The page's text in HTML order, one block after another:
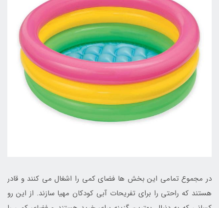
در مجموع تمامی این بخش ها فضای کمی را اشغال می کنند و قادر
هستند که راحتی را برای تفریحات آبی کودکان مهیا سازند. از این رو